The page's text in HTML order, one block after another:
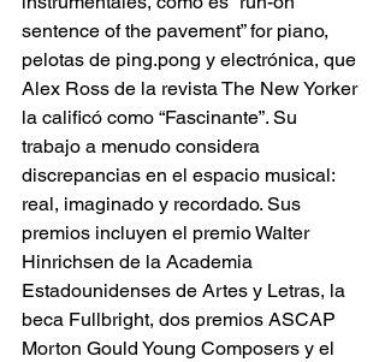
sentence of the pavement” for piano,
pelotas de ping.pong y electrónica, que
Alex Ross de la revista The New Yorker
la calificó como “Fascinante”. Su
trabajo a menudo considera
discrepancias en el espacio musical:
real, imaginado y recordado. Sus
premios incluyen el premio Walter
Hinrichsen de la Academia
Estadounidenses de Artes y Letras, la
beca Fullbright, dos premios ASCAP
Morton Gould Young Composers y el